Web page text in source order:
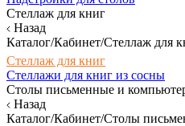
Стеллаж для книг
Назад
Каталог/Кабинет/Стеллаж для
Стеллаж для книг
Стеллажи для книг из сосны
Столы письменные и
Назад
Каталог/Кабинет/Столы